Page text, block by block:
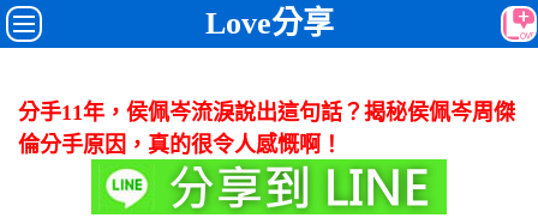
Love分享
分手11年，侯佩岑流淚說出這句話？揭秘侯佩岑周傑
倫分手原因，真的很令人感慨啊！